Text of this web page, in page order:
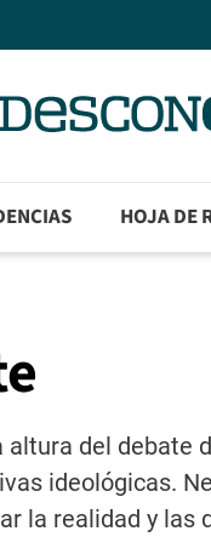
HOJA DE
del debate
ideológicas.
la realidad y las